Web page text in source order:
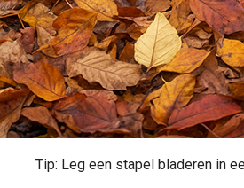
Tip: Leg een stapel bladeren in